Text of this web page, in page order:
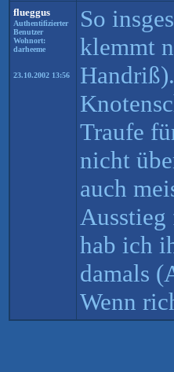
flueggus
Authentifizierter
Benutzer
Wohnort:
darheeme
23.10.2002 13:56
So
klemmt
Traufe
nicht
auch
Ausstieg
hab ich
damals
Wenn